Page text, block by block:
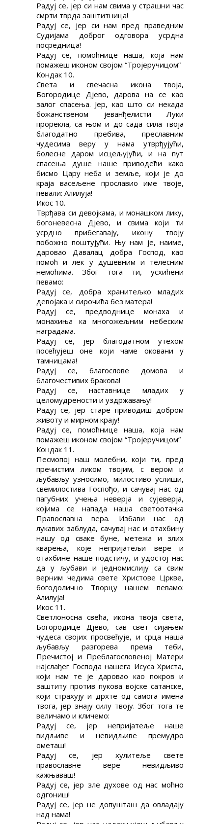
Радуј се, јер си нам свима у страшни час
смрти тврда заштитница!
Радуј се, јер си нам пред праведним
Судијама доброг одговора усрдна
посредница!
Радуј се, помоћнице наша, која нам
помажеш иконом својом “Тројеручицом”
Кондак 10.
Света и свечасна икона твоја,
Богородице Дјево, дарова на се као
залог спасења. Јер, као што си некада
божанственом јеванђелисти Луки
прорекла, са њом и до сада сила твоја
благодатно пребива, преславним
чудесима веру у нама утврђујући,
болесне даром исцељујући, и на пут
спасења душе наше приводећи како
бисмо Цару неба и земље, који је до
краја васељене прославио име твоје,
певали: Алилуја!
Икос 10.
Тврђава си девојкама, и монашком лику,
богоневесна Дјево, и свима који ти
усрдно прибегавају, икону твоју
побожно поштујући. Њу нам је, наиме,
даровао Давалац добра Господ, као
помоћ и лек у душевним и телесним
немоћима. Због тога ти, усхићени
певамо:
Радуј се, добра хранитељко младих
девојака и сирочића без матера!
Радуј се, предводнице монаха и
монахиња ка многожељним небеским
наградама.
Радуј се, јер благодатном утехом
посећујеш оне који чаме оковани у
тамницама!
Радуј се, благослове домова и
благочестивих бракова!
Радуј се, наставнице младих у
целомудрености и уздржавању!
Радуј се, јер старе приводиш добром
животу и мирном крају!
Радуј се, помоћнице наша, која нам
помажеш иконом својом “Тројеручицом”
Кондак 11.
Песмопој наш молебни, који ти, пред
пречистим ликом твојим, с вером и
љубављу узносимо, милостиво услиши,
свемилостива Госпођо, и сачувај нас од
пагубних учења неверја и сујеверја,
којима се напада наша светоотачка
Православна вера. Избави нас од
лукавих заблуда, сачувај нас и отаxбину
нашу од сваке буне, метежа и злих
кварења, које непријатељи вере и
отаxбине наше подстичу, и удостој нас
да у љубави и једномислију са свим
верним чедима свете Христове Цркве,
богодолично Творцу нашем певамо:
Алилуја!
Икос 11.
Светлоносна свећа, икона твоја света,
Богородице Дјево, сав свет сијањем
чудеса својих просвећује, и срца наша
љубављу разгорева према теби,
Пречистој и Преблагословеној Матери
најслађег Господа нашега Исуса Христа,
који нам те је даровао као покров и
заштиту против пукова војске сатанске,
који страхују и дрхте од самога имена
твога, јер знају силу твоју. Због тога те
величамо и кличемо:
Радуј се, јер непријатеље наше
видљиве и невидљиве премудро
ометаш!
Радуј се, јер хулитеље свете
православне вере невидљиво
кажњаваш!
Радуј се, јер зле духове од нас моћно
одгониш!
Радуј се, јер не допушташ да овладају
над нама!